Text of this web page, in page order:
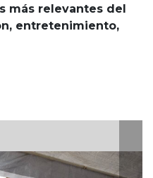
más relevantes del
entretenimiento,